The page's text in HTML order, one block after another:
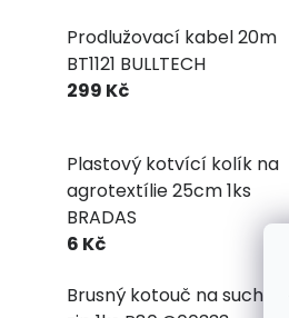
Prodlužovací kabel 20m
BT1121 BULLTECH
299 Kč
Plastový kotvící kolík na
agrotextílie 25cm 1ks
BRADAS
6 Kč
Brusný kotouč na suchý